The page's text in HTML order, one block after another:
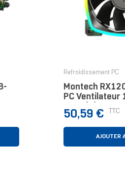
Refroidissement PC
Montech
PC Ventilateur
Prix
50,59 € TTC
AJOUTER